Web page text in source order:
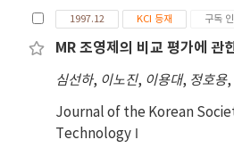
1997.12 KCI 등재 구독
MR 조영제의 비교 평가에 관
심선하, 이노진, 이용대, 정호용,
Journal of the Korean
Technology